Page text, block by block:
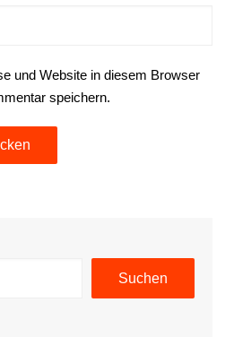
und Website in diesem Browser
speichern.
Suchen